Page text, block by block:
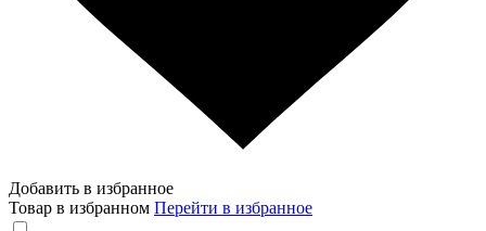
Добавить в избранное
Товар в избранном Перейти в избранное